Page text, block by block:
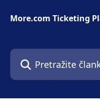
More.com Ticketing
Pretražite članke...